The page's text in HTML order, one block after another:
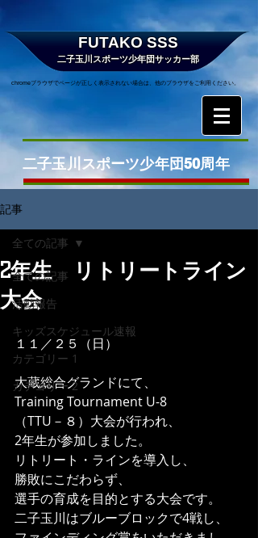
FUTAKO SSS
二子玉川スポーツ少年団サッカー部
chromeブラウザでページが正しく表示されない場合は、他のブラウザをご利用ください。
二子玉川スポーツ少年団50周年
記事
全ての記事
活動報告
キッズスケジュール速報
カテゴリー 1
カテゴリー 2
全ての記事
2年生 リトリートライン
大会
１１／２５（日）
大蔵総合グランドにて、
Training Tournament U-8
（TTU－８）大会が行われ、
2年生が参加しました。
リトリート・ラインを導入し、
勝敗にこだわらず、
選手の育成を目的とする大会です。
二子玉川はブルーブロックで4戦し、